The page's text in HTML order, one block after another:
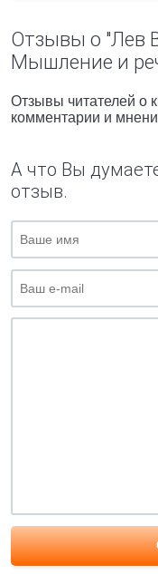
Отзывы о "Лев
Мышление и
Отзывы читателей о
комментарии и
А что Вы
отзыв.